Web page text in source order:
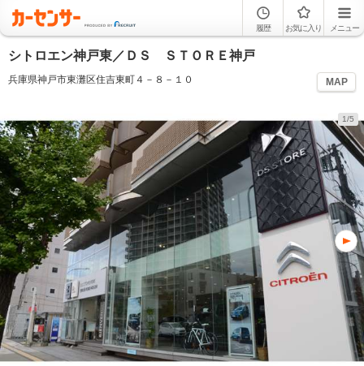
履歴 お気に入り メニュー
シトロエン神戸東／ＤＳ ＳＴＯＲＥ神戸
兵庫県神戸市東灘区住吉東町４－８－１０ MAP
1/5